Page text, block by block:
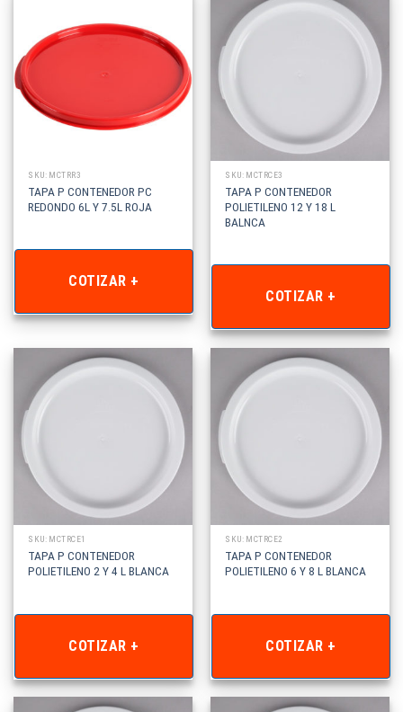
SKU: MCTRR3
TAPA P CONTENEDOR PC
REDONDO 6L Y 7.5L ROJA
COTIZAR +
SKU: MCTRCE3
TAPA P CONTENEDOR
POLIETILENO 12 Y 18 L
BALNCA
COTIZAR +
SKU: MCTRCE1
TAPA P CONTENEDOR
POLIETILENO 2 Y 4 L BLANCA
COTIZAR +
SKU: MCTRCE2
TAPA P CONTENEDOR
POLIETILENO 6 Y 8 L BLANCA
COTIZAR +